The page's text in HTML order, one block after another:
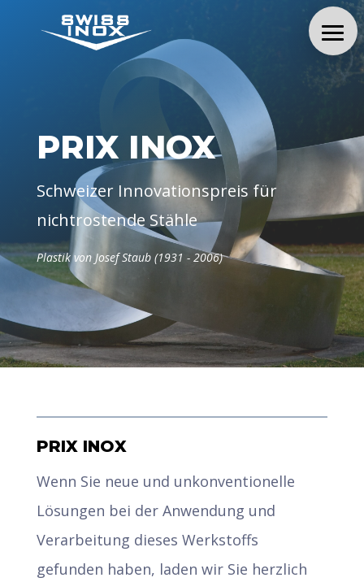
PRIX INOX
Schweizer Innovationspreis für
nichtrostende Stähle
Plastik von Josef Staub (1931 - 2006)
PRIX INOX
Wenn Sie neue und unkonventionelle
Lösungen bei der Anwendung und
Verarbeitung dieses Werkstoffs
gefunden haben, laden wir Sie herzlich